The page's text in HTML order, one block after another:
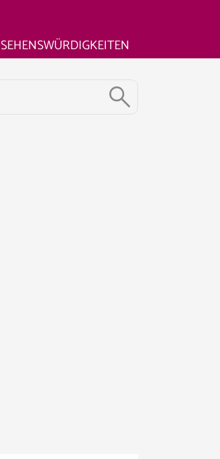
SEHENSWÜRDIGKEITEN